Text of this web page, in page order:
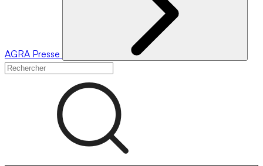
AGRA Presse